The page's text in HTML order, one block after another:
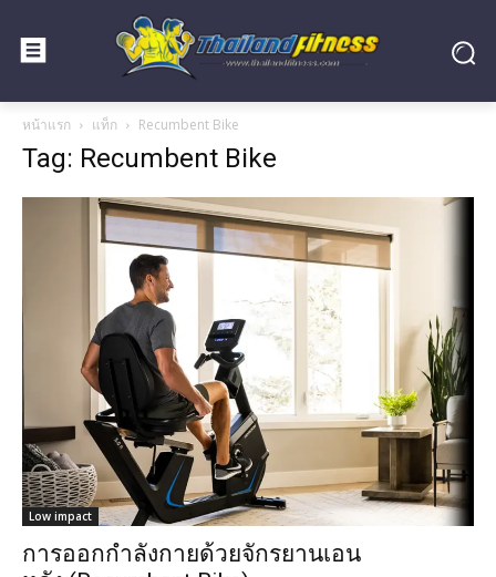
หน้าแรก แท็ก Recumbent Bike
Tag: Recumbent Bike
Low impact
การออกกำลังกายด้วยจักรยานเอน